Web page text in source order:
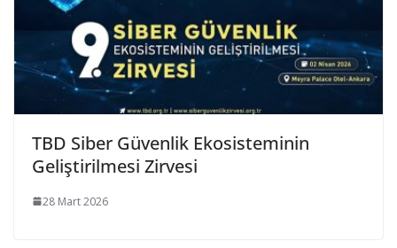
TBD Siber Güvenlik Ekosisteminin
Geliştirilmesi Zirvesi
28 Mart 2026